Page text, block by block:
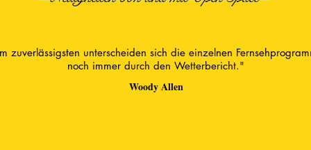
zuverlässigsten unterscheiden sich die einzelnen
noch immer durch den Wetterbericht."
Woody Allen